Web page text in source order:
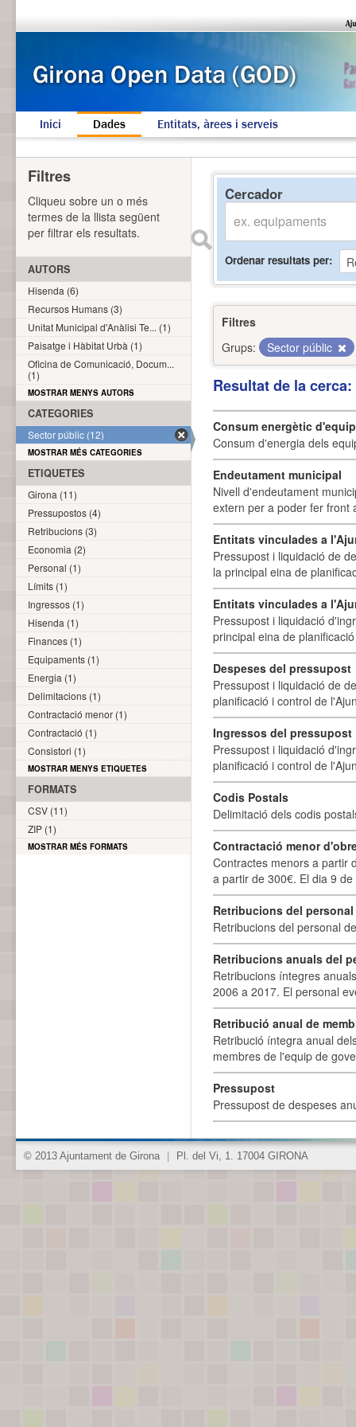
Inici Dades Entitats, àrees i serveis
Cercador
Ordenar resultats per
Filtres
Grups:
Sector públic
Resultat de la
Consum energètic
Consum d'energia dels
Endeutament municipal
Nivell d'endeutament
extern per a poder fer front
Entitats vinculades a
Pressupost i liquidació de
la principal eina de
Entitats vinculades a
Pressupost i liquidació
principal eina de
Despeses del pressupost
Pressupost i liquidació de
planificació i control de
Ingressos del pressupost
Pressupost i liquidació
planificació i control de
Codis Postals
Delimitació dels codis
Contractació menor
Contractes menors a partir
a partir de 300€. El dia 9
Retribucions del
Retribucions del personal
Retribucions anuals del
Retribucions íntegres
2006 a 2017. El personal
Retribució anual de
Retribució íntegra anual
membres de l'equip de
Pressupost
Pressupost de despeses
Filtres
Cliqueu sobre un o més
termes de la llista següent
per filtrar els resultats.
AUTORS
Hisenda (6)
Recursos Humans (3)
Unitat Municipal d'Anàlisi Te... (1)
Paisatge i Hàbitat Urbà (1)
Oficina de Comunicació, Docum...
(1)
MOSTRAR MENYS AUTORS
CATEGORIES
Sector públic (12)
MOSTRAR MÉS CATEGORIES
ETIQUETES
Girona (11)
Pressupostos (4)
Retribucions (3)
Economia (2)
Personal (1)
Límits (1)
Ingressos (1)
Hisenda (1)
Finances (1)
Equipaments (1)
Energia (1)
Delimitacions (1)
Contractació menor (1)
Contractació (1)
Consistori (1)
MOSTRAR MENYS ETIQUETES
FORMATS
CSV (11)
ZIP (1)
MOSTRAR MÉS FORMATS
© 2013 Ajuntament de Girona Pl. del Vi, 1. 17004 GIRONA